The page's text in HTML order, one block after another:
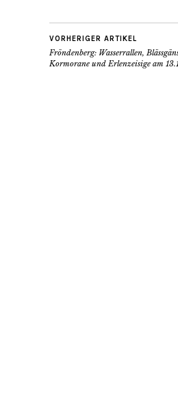
VORHERIGER ARTIKEL
Fröndenberg: Wasserrallen,
Kormorane und Erlenzeisige am